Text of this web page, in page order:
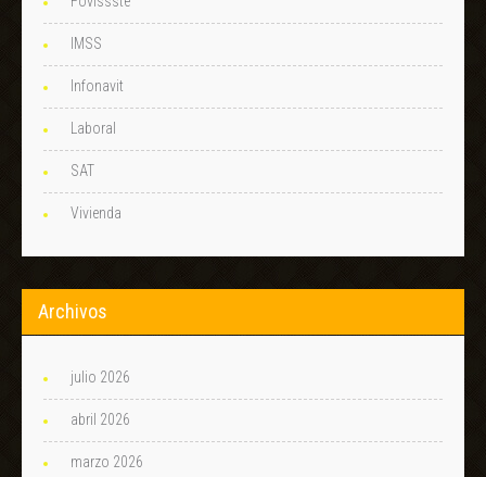
IMSS
Infonavit
Laboral
SAT
Vivienda
Archivos
julio 2026
abril 2026
marzo 2026